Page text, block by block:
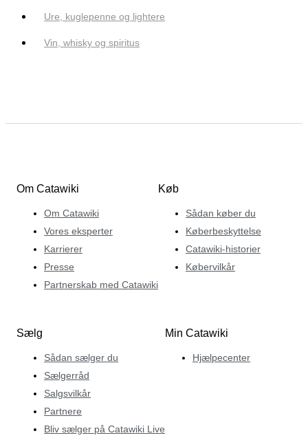
Ure, kuglepenne og lightere
Vin, whisky og spiritus
Om Catawiki
Om Catawiki
Vores eksperter
Karrierer
Presse
Partnerskab med Catawiki
Køb
Sådan køber du
Køberbeskyttelse
Catawiki-historier
Købervilkår
Sælg
Sådan sælger du
Sælgerråd
Salgsvilkår
Partnere
Bliv sælger på Catawiki Live
Min Catawiki
Hjælpecenter